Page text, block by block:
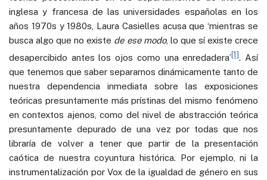
inglesa y francesa de las universidades españolas en los
años 1970s y 1980s, Laura Casielles acusa que ‘mientras se
busca algo que no existe de ese modo, lo que sí existe crece
desapercibido antes los ojos como una enredadera’[1]. Así
que tenemos que saber separarnos dinámicamente tanto de
nuestra dependencia inmediata sobre las exposiciones
teóricas presuntamente más prístinas del mismo fenómeno
en contextos ajenos, como del nivel de abstracción teórica
presuntamente depurado de una vez por todas que nos
libraría de volver a tener que partir de la presentación
caótica de nuestra coyuntura histórica. Por ejemplo, ni la
instrumentalización por Vox de la igualdad de género en sus